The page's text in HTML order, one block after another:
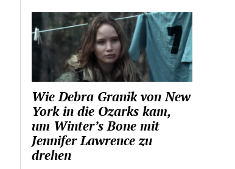
Wie Debra Granik von New
York in die Ozarks kam,
um Winter’s Bone mit
Jennifer Lawrence zu
drehen